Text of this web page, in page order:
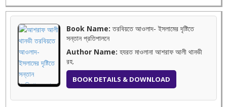
Book Name: তরবিয়তে আওলাদ- ইসলামের দৃষ্টিতে
সন্তান প্রতিপালনে
Author Name: হযরত মাওলানা আশরাফ আলী থানভী
রহ.
BOOK DETAILS & DOWNLOAD